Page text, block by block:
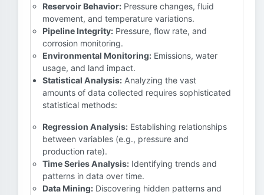
Reservoir Behavior: Pressure changes, fluid
movement, and temperature variations.
Pipeline Integrity: Pressure, flow rate, and
corrosion monitoring.
Environmental Monitoring: Emissions, water
usage, and land impact.
Statistical Analysis: Analyzing the vast
amounts of data collected requires sophisticated
statistical methods:
Regression Analysis: Establishing relationships
between variables (e.g., pressure and
production rate).
Time Series Analysis: Identifying trends and
patterns in data over time.
Data Mining: Discovering hidden patterns and